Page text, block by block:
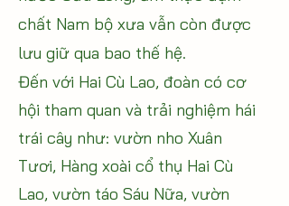
chất Nam bộ xưa vẫn còn được
lưu giữ qua bao thế hệ.
Đến với Hai Cù Lao, đoàn có cơ
hội tham quan và trải nghiệm hái
trái cây như: vườn nho Xuân
Tươi, Hàng xoài cổ thụ Hai Cù
Lao, vườn táo Sáu Nữa, vườn